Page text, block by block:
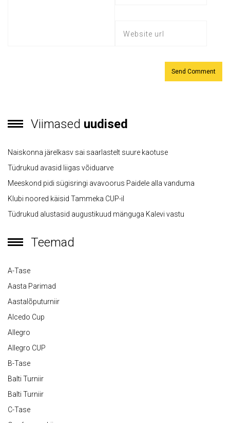
Viimased uudised
Naiskonna järelkasv sai saarlastelt suure kaotuse
Tüdrukud avasid liigas võiduarve
Meeskond pidi sügisringi avavoorus Paidele alla vanduma
Klubi noored käisid Tammeka CUP-il
Tüdrukud alustasid augustikuud mänguga Kalevi vastu
Teemad
A-Tase
Aasta Parimad
Aastalõputurniir
Alcedo Cup
Allegro
Allegro CUP
B-Tase
Balti Turniir
Balti Turniir
C-Tase